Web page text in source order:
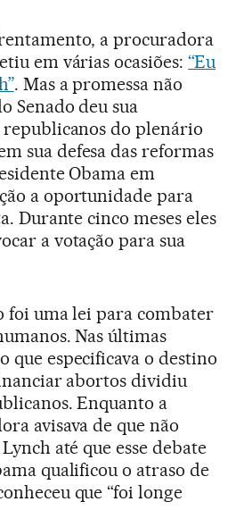
a procuradora
em várias ocasiões:“Eu
. Mas a promessa não
Senado deu sua
republicanos do plenário
sua defesa das reformas
Obama em
a oportunidade para
Durante cinco meses eles
a votação para sua
foi uma lei para combater
Nas últimas
que especificava o destino
abortos dividiu
Enquanto a
avisava de que não
até que esse debate
qualificou o atraso de
que “foi longe